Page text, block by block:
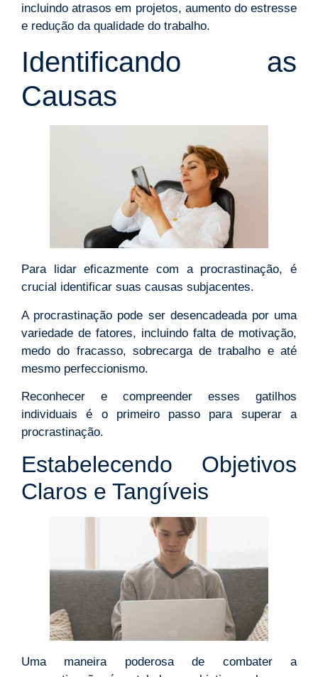
incluindo atrasos em projetos, aumento do estresse
e redução da qualidade do trabalho.
Identificando as
Causas
Para lidar eficazmente com a procrastinação, é
crucial identificar suas causas subjacentes.
A procrastinação pode ser desencadeada por uma
variedade de fatores, incluindo falta de motivação,
medo do fracasso, sobrecarga de trabalho e até
mesmo perfeccionismo.
Reconhecer e compreender esses gatilhos
individuais é o primeiro passo para superar a
procrastinação.
Estabelecendo Objetivos
Claros e Tangíveis
Uma maneira poderosa de combater a